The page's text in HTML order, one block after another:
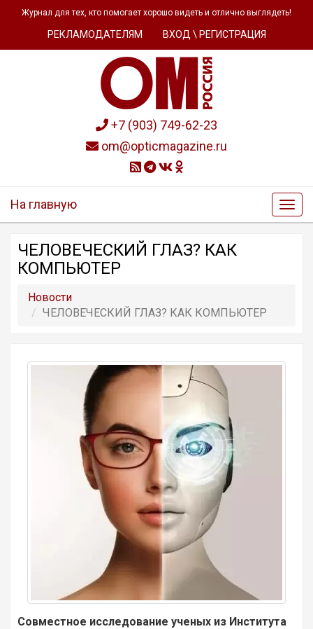
Журнал для тех, кто помогает хорошо видеть и отлично выглядеть!
РЕКЛАМОДАТЕЛЯМ ВХОД \ РЕГИСТРАЦИЯ
+7 (903) 749-62-23
om@opticmagazine.ru
На главную
ЧЕЛОВЕЧЕСКИЙ ГЛАЗ? КАК
КОМПЬЮТЕР
Новости
ЧЕЛОВЕЧЕСКИЙ ГЛАЗ? КАК КОМПЬЮТЕР
Совместное исследование ученых из Института